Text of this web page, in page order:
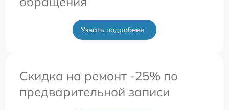
Узнать подробнее
Скидка на ремонт -25% по
предварительной записи